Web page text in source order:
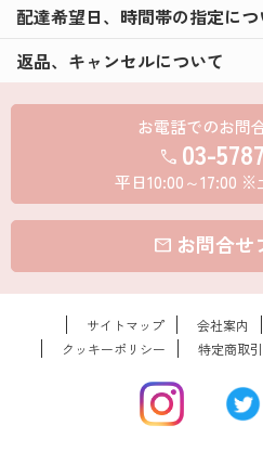
ンの力♪
★☆コアラのマーチ
お米のプチギフト☆★米デ
ハロウィン用のお菓子のパ
敬老の日に☆★オリジナル
◆◇ウコンの力make◇◆
夏の帰省に！イベントに
ルギフト特集◆◇
配達希望日、時間帯の指定につ
返品、キャンセルについて
お電話でのお問
call 03-
平日10:00～17:00 ※
mail お問合せ
サイトマップ 会社案内
クッキーポリシー
特定商取